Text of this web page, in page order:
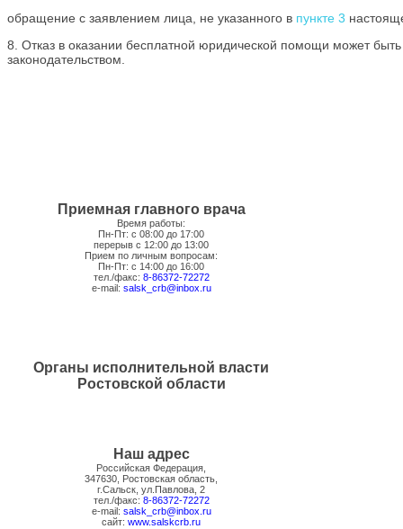
обращение с заявлением лица, не указанного в пункте 3
8. Отказ в оказании бесплатной юридической помощи может
законодательством.
Приемная главного врача
Время работы:
Пн-Пт: с 08:00 до 17:00
перерыв с 12:00 до 13:00
Прием по личным вопросам:
Пн-Пт: с 14:00 до 16:00
тел./факс: 8-86372-72272
e-mail: salsk_crb@inbox.ru
Органы исполнительной власти
Ростовской области
Наш адрес
Российская Федерация,
347630, Ростовская область,
г.Сальск, ул.Павлова, 2
тел./факс: 8-86372-72272
e-mail: salsk_crb@inbox.ru
сайт: www.salskcrb.ru